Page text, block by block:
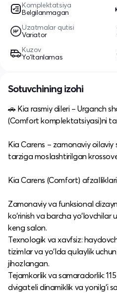
Komplektatsiya
Belgilanmagan
Uzatmalar qutisi
Variator
Kuzov
Yo‘ltanlamas
Sotuvchining izohi
🚗 Kia rasmiy dileri – Urganch
(Comfort komplektatsiyasi)ni
Kia Carens – zamonaviy
tarziga moslashtirilgan
Kia Carens (Comfort)
Zamonaviy va funksional
ko‘rinish va barcha
keng salon.​
Texnologik va xavfsiz:
tizimlar va yo‘lda qulaylik
jihozlangan.​
Tejamkorlik va samaradorlik:
dvigateli dinamiklik va yonilg‘i